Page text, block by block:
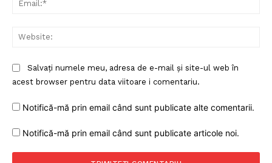
Salvați numele meu, adresa de e-mail și site-ul web în
acest browser pentru data viitoare i comentariu.
Notifică-mă prin email când sunt publicate alte comentarii.
Notifică-mă prin email când sunt publicate articole noi.